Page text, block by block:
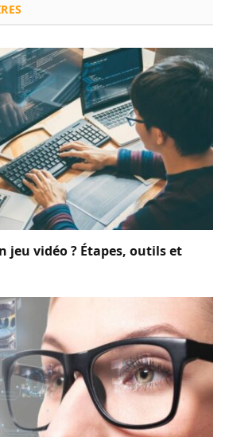
jeu vidéo ? Étapes, outils et